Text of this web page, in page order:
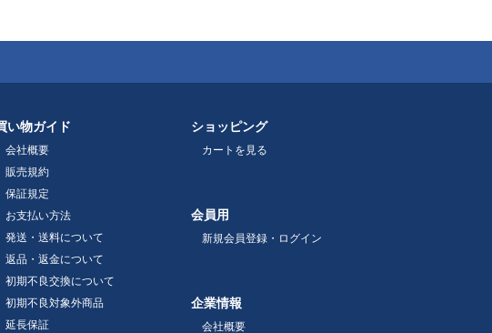
い物ガイド
会社概要
販売規約
保証規定
お支払い方法
発送・送料について
返品・返金について
初期不良交換について
初期不良対象外商品
延長保証
ショッピング
カートを見る
会員用
新規会員登録・ログイン
企業情報
会社概要